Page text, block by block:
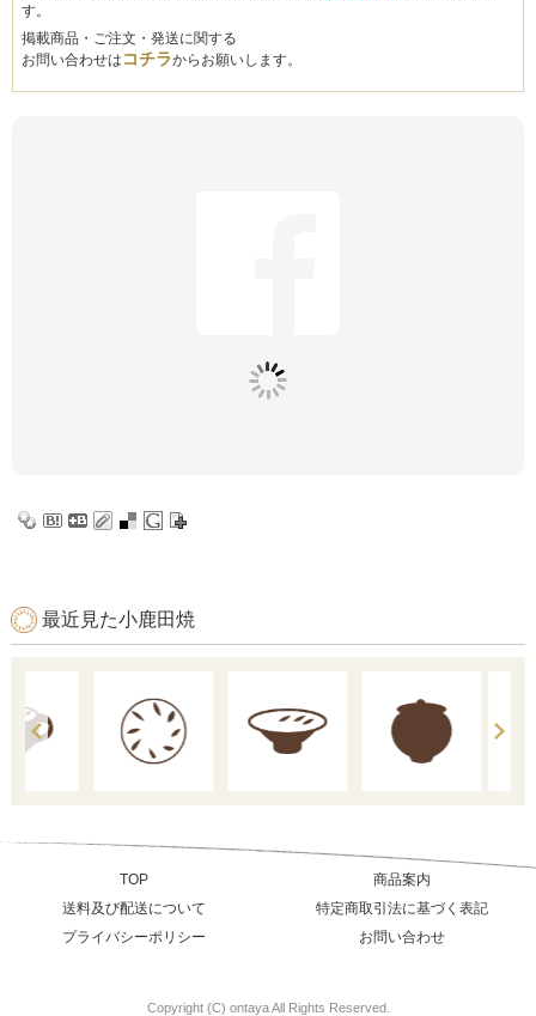
す。
掲載商品・ご注文・発送に関する
お問い合わせは コチラからお願いします。
最近見た小鹿田焼
TOP
商品案内
送料及び配送について
特定商取引法に基づく表記
プライバシーポリシー
お問い合わせ
Copyright (C) ontaya All Rights Reserved.